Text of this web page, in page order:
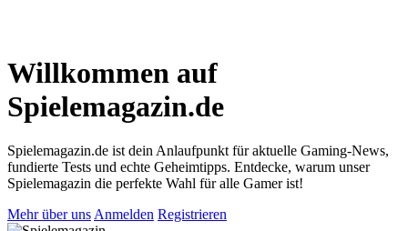
Willkommen auf
Spielemagazin.de
Spielemagazin.de ist dein Anlaufpunkt für aktuelle Gaming-News,
fundierte Tests und echte Geheimtipps. Entdecke, warum unser
Spielemagazin die perfekte Wahl für alle Gamer ist!
Mehr über uns Anmelden Registrieren